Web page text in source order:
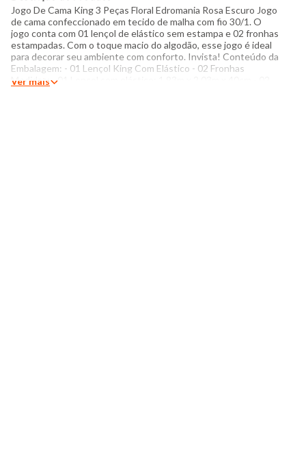
Jogo De Cama King 3 Peças Floral Edromania Rosa Escuro Jogo
de cama confeccionado em tecido de malha com fio 30/1. O
jogo conta com 01 lençol de elástico sem estampa e 02 fronhas
estampadas. Com o toque macio do algodão, esse jogo é ideal
para decorar seu ambiente com conforto. Invista! Conteúdo da
Embalagem: - 01 Lençol King Com Elástico - 02 Fronhas
Medidas: - 01 Lençol com elástico: 1,93m x 2,03m x 40cm - 02
Ver mais